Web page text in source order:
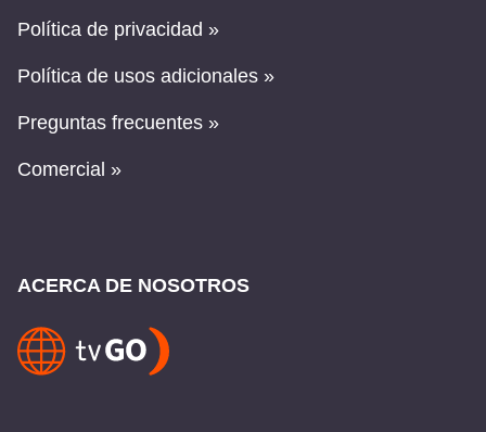
Política de privacidad »
Política de usos adicionales »
Preguntas frecuentes »
Comercial »
ACERCA DE NOSOTROS